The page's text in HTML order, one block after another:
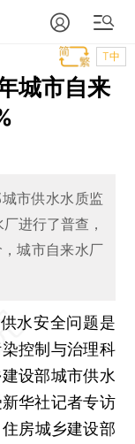
T中
城市自来
市供水水质监
进行了普查，
城市自来水厂
水安全问题是
控制与治理科
设部城市供水
华社记者专访
房城乡建设部